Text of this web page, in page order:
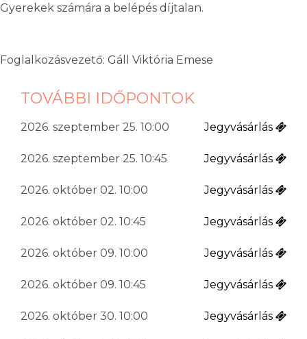
Gyerekek számára a belépés díjtalan.
Foglalkozásvezető: Gáll Viktória Emese
TOVÁBBI IDŐPONTOK
2026. szeptember 25. 10:00 Jegyvásárlás
2026. szeptember 25. 10:45 Jegyvásárlás
2026. október 02. 10:00 Jegyvásárlás
2026. október 02. 10:45 Jegyvásárlás
2026. október 09. 10:00 Jegyvásárlás
2026. október 09. 10:45 Jegyvásárlás
2026. október 30. 10:00 Jegyvásárlás